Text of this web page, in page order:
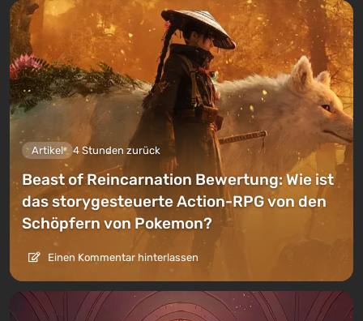
Artikel 4 Stunden zurück
Beast of Reincarnation Bewertung: Wie ist
das storygesteuerte Action-RPG von den
Schöpfern von Pokemon?
Einen Kommentar hinterlassen